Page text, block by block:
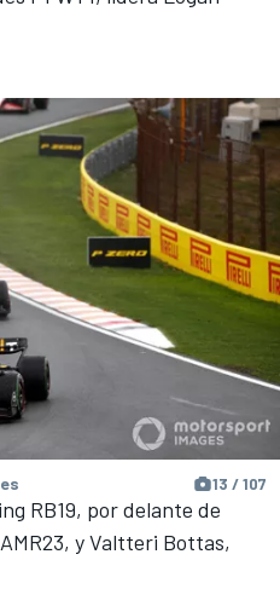
13 / 107
RB19, por delante de
y Valtteri Bottas,